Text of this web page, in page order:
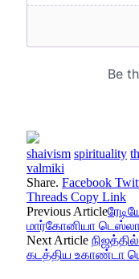
shaivism spirituality
valmiki
Share. Facebook
Threads Copy Link
Previous Article
மார்கோனியா
Next Article
கடத்திய உகாண்டா